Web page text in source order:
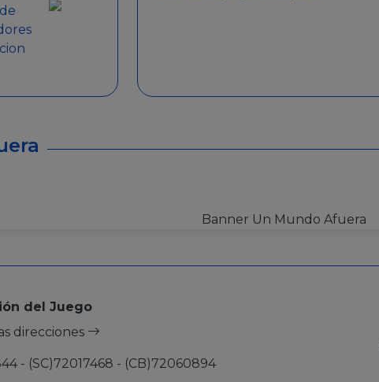
del Juego
direcciones
- (SC)72017468 - (CB)72060894